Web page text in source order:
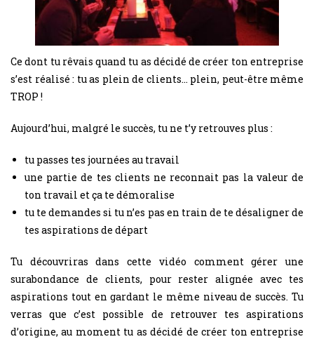
Ce dont tu rêvais quand tu as décidé de créer ton entreprise
s’est réalisé : tu as plein de clients… plein, peut-être même
TROP !
Aujourd’hui, malgré le succès, tu ne t’y retrouves plus :
tu passes tes journées au travail
une partie de tes clients ne reconnait pas la valeur de
ton travail et ça te démoralise
tu te demandes si tu n’es pas en train de te désaligner de
tes aspirations de départ
Tu découvriras dans cette vidéo comment gérer une
surabondance de clients, pour rester alignée avec tes
aspirations tout en gardant le même niveau de succès. Tu
verras que c’est possible de retrouver tes aspirations
d’origine, au moment tu as décidé de créer ton entreprise